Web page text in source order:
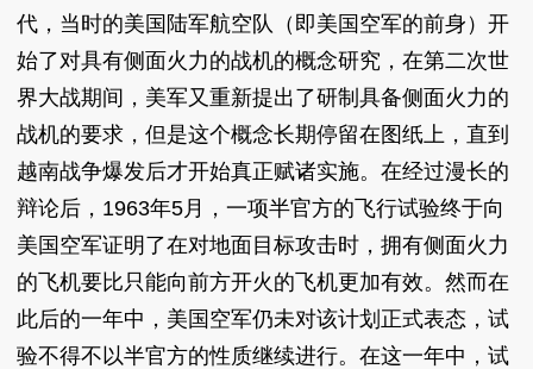
代，当时的美国陆军航空队（即美国空军的前身）开
始了对具有侧面火力的战机的概念研究，在第二次世
界大战期间，美军又重新提出了研制具备侧面火力的
战机的要求，但是这个概念长期停留在图纸上，直到
越南战争爆发后才开始真正赋诸实施。在经过漫长的
辩论后，1963年5月，一项半官方的飞行试验终于向
美国空军证明了在对地面目标攻击时，拥有侧面火力
的飞机要比只能向前方开火的飞机更加有效。然而在
此后的一年中，美国空军仍未对该计划正式表态，试
验不得不以半官方的性质继续进行。在这一年中，试